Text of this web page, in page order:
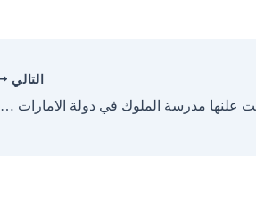
التالي
فرص عمل للمدرسين اعلنت علنها مدرسة الملوك في دولة الامارات ضمن التخصصات التالية :